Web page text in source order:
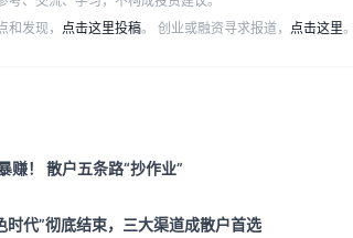
发现， 点击这里投稿。 创业或融资寻求报道， 点击这里。
赚！ 散户五条路“抄作业”
代”彻底结束，三大渠道成散户首选